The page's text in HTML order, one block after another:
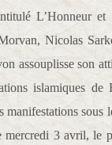
L’Honneur et
Nicolas
assouplisse son
islamiques
manifestations sous
3 avril, le